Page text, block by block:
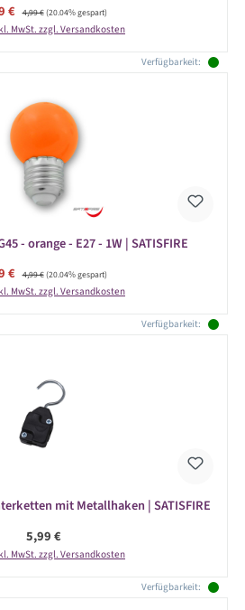
€ Regulärer Preis:
4,99 €(20.04% gespart)
MwSt. zzgl. Versandkosten
Verfügbarkeit:
- orange - E27 - 1W | SATISFIRE
€ Regulärer Preis:
4,99 €(20.04% gespart)
MwSt. zzgl. Versandkosten
Verfügbarkeit:
mit Metallhaken | SATISFIRE
Regulärer Preis:
5,99 €
MwSt. zzgl. Versandkosten
Verfügbarkeit: